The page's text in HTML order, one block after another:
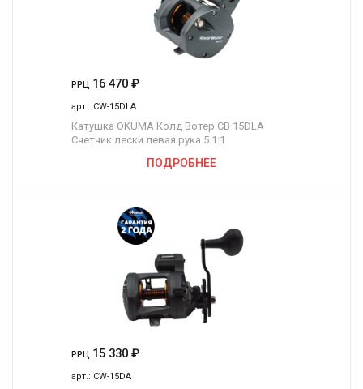
РРЦ 16 470 ₽
арт.: CW-15DLA
Катушка OKUMA Колд Вотер СВ 15DLA
Счетчик лески левая рука 5.1:1
ПОДРОБНЕЕ
РРЦ 15 330 ₽
арт.: CW-15DA